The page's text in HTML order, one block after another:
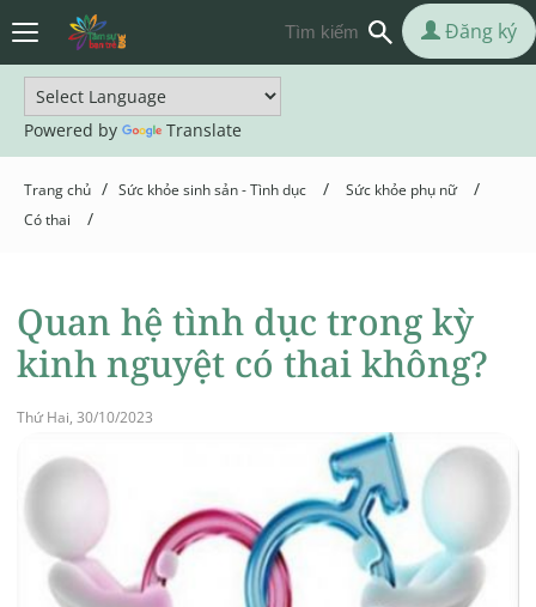
Powered by Translate
Đăng ký
Trang chủ / Sức khỏe sinh sản - Tình dục / Sức khỏe phụ nữ /
Có thai /
Quan hệ tình dục trong kỳ
kinh nguyệt có thai không?
Thứ Hai, 30/10/2023